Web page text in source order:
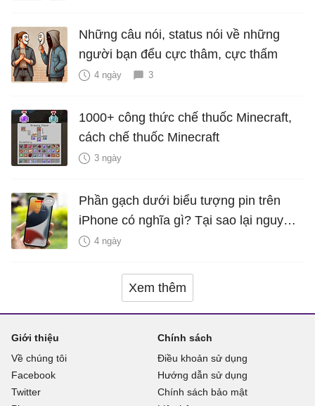
Những câu nói, status nói về những
người bạn đểu cực thâm, cực thấm
4 ngày 3
1000+ công thức chế thuốc Minecraft,
cách chế thuốc Minecraft
3 ngày
Phần gạch dưới biểu tượng pin trên
iPhone có nghĩa gì? Tại sao lại nguy
hiểm?
4 ngày
Xem thêm
Giới thiệu
Về chúng tôi
Facebook
Twitter
Chính sách
Điều khoản sử dụng
Hướng dẫn sử dụng
Chính sách bảo mật